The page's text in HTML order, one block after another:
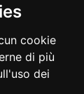
cookie
di più
dei
di